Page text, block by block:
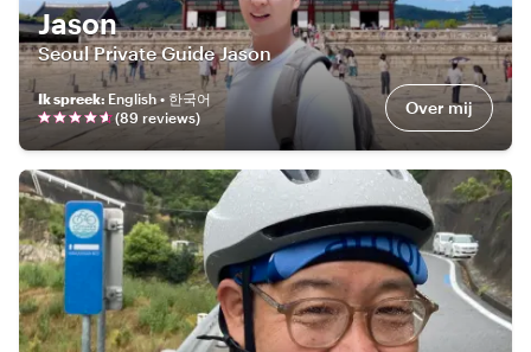
Jason
Seoul Private Guide Jason
Ik spreek: English • 한국어
(89 reviews) Over mij